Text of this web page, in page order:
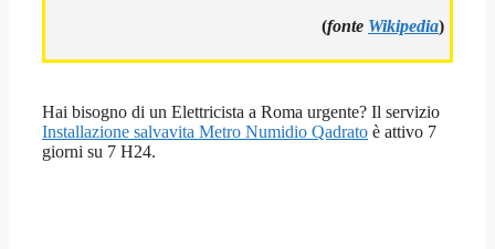
(fonte Wikipedia)
Hai bisogno di un Elettricista a Roma urgente? Il servizio
Installazione salvavita Metro Numidio Qadrato è attivo 7
giorni su 7 H24.